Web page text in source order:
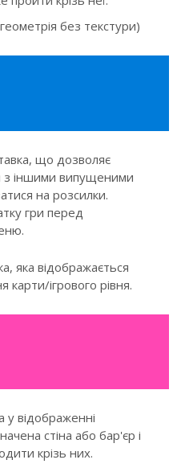
без текстури)
що дозволяє
з іншими випущеними
на розсилки.
гри перед
яка відображається
карти/ігрового рівня.
у відображенні
стіна або бар'єр і
крізь них.